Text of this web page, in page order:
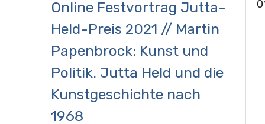
Online Festvortrag Jutta-
Held-Preis 2021 // Martin
Papenbrock: Kunst und
Politik. Jutta Held und die
Kunstgeschichte nach
1968